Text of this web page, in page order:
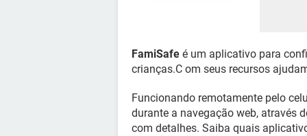
FamiSafe é um aplicativo para
crianças.C om seus recursos
Funcionando remotamente pelo
durante a navegação web, através
com detalhes. Saiba quais